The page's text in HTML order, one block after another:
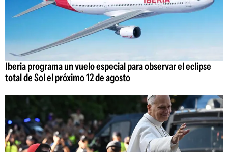
Iberia programa un vuelo especial para observar el eclipse
total de Sol el próximo 12 de agosto